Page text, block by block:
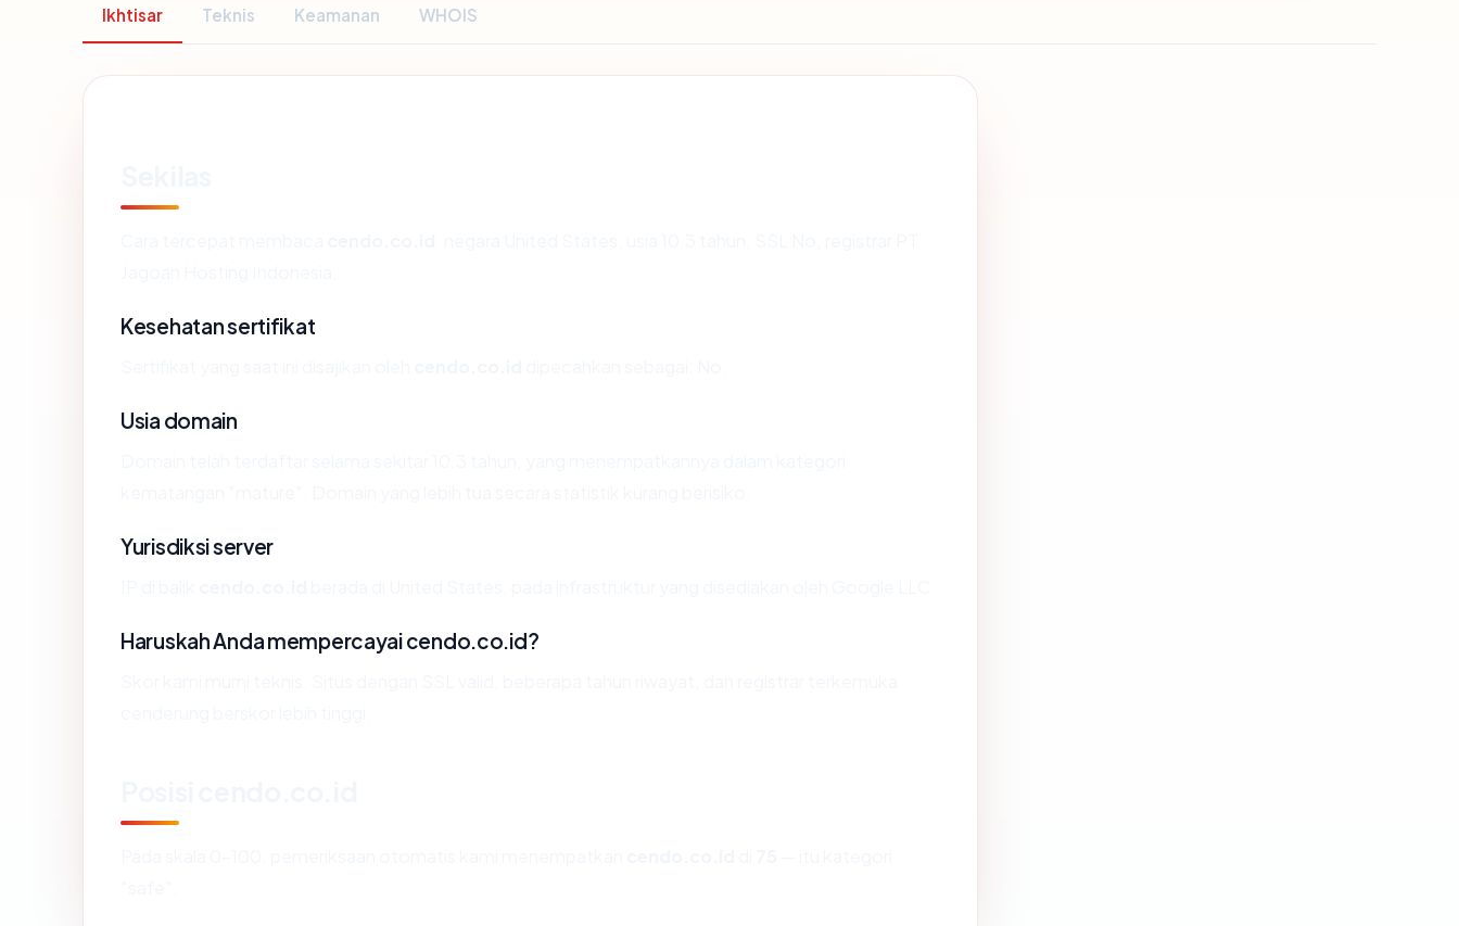
Ikhtisar Teknis Keamanan WHOIS
Kesehatan sertifikat
Usia domain
Yurisdiksi server
Haruskah Anda mempercayai cendo.co.id?